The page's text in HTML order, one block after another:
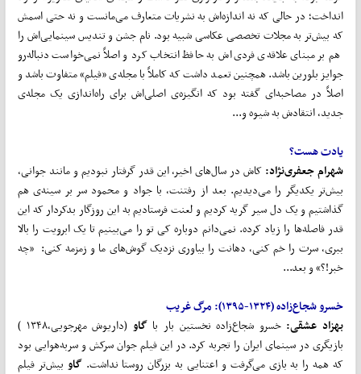
انداخت؛ در حالی که نه اندازه‌اش به نشریات متعارف می‌مانست و نه حتی اسمش
که بیش‌تر به مجلات تخصصی عکاسی شبیه بود. نام جشن و تندیس سینمایی‌اش را
هم بر مبنای علاقه‌ی فردی‌اش به حافظ انتخاب کرد و اصلاً نمی‌خواست دنباله‌رو
جوایز بلورین باشد. همچنین تعمد داشت که کاملاً با مجله‌ی «فیلم» متفاوت باشد و
اصلاً در مصاحبه‌ای گفته بود که انگیزه‌ی اصلی‌اش برای راه‌اندازی یک مجله‌ی
جدید، انتقادش به شیوه و...
یادتهست؟
شهرام جعفرینژاد:کاش در سال‌های اخیر، این قدر گرفتار نبودیم و مانند جوانی،
بیش‌تر یکدیگر را می‌دیدیم. بعد از رفتنت، با جواد و محمود سر بر سینه‌ی هم
گذاشتیم و یک دل سیر گریه کردیم و لعنت فرستادیم به این روزگار بدکردار که این
قدر فاصله‌ها را زیاد کرده. نمی‌دانم دوباره کی تو را می‌بینیم تا یک ابرویت را بالا
ببری، سرت را خم کنی، دهانت را بیاوری نزدیک گوش‌های ما و زمزمه کنی: «چه
خبر!؟» و بعد...
خسروشجاعزاده(۱۳۲۴-۱۳۹۵): مرگغریب
بهزاد عشقی: خسرو شجاع‌زاده نخستین بار با گاو
(داریوش مهرجویی،۱۳۴۸ )
بازیگری در سینمای ایران را تجربه کرد. در این فیلم جوان سرکش و سربه‌هوایی بود
که همه را به بازی می‌گرفت و اعتنایی به بزرگان روستا نداشت. گاوبیش‌تر فیلم